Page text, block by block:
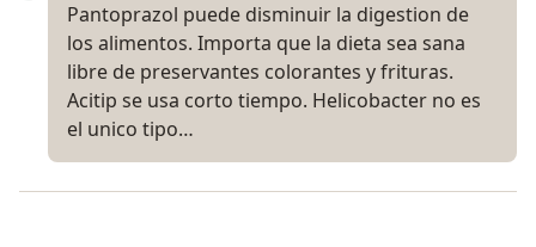
Pantoprazol puede disminuir la digestion de
los alimentos. Importa que la dieta sea sana
libre de preservantes colorantes y frituras.
Acitip se usa corto tiempo. Helicobacter no es
el unico tipo…